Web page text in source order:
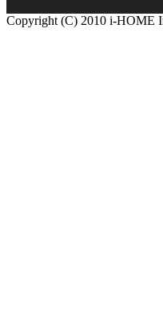
Copyright (C) 2010 i-HOME